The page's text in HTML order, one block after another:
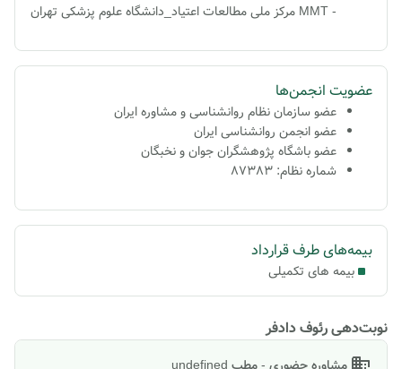
- MMT مرکز ملی مطالعات اعتیاد_دانشگاه علوم پزشکی تهران
عضویت انجمن‌ها
عضو سازمان نظام روانشناسی و مشاوره ایران
عضو انجمن روانشناسی ایران
عضو باشگاه پژوهشگران جوان و نخبگان
شماره نظام: 87383
بیمه‌های طرف قرارداد
بیمه های تکمیلی
نوبت‌دهی رئوف دادفر